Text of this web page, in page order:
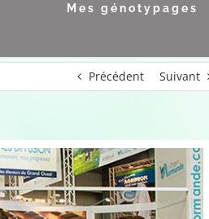
Mes génotypages
Précédent Suivant